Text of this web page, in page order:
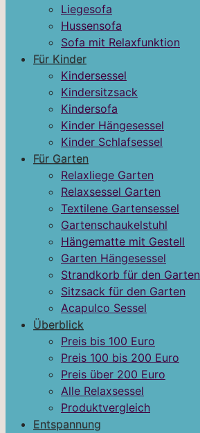
Liegesofa
Hussensofa
Sofa mit Relaxfunktion
Für Kinder
Kindersessel
Kindersitzsack
Kindersofa
Kinder Hängesessel
Kinder Schlafsessel
Für Garten
Relaxliege Garten
Relaxsessel Garten
Textilene Gartensessel
Gartenschaukelstuhl
Hängematte mit Gestell
Garten Hängesessel
Strandkorb für den Garten
Sitzsack für den Garten
Acapulco Sessel
Überblick
Preis bis 100 Euro
Preis 100 bis 200 Euro
Preis über 200 Euro
Alle Relaxsessel
Produktvergleich
Entspannung